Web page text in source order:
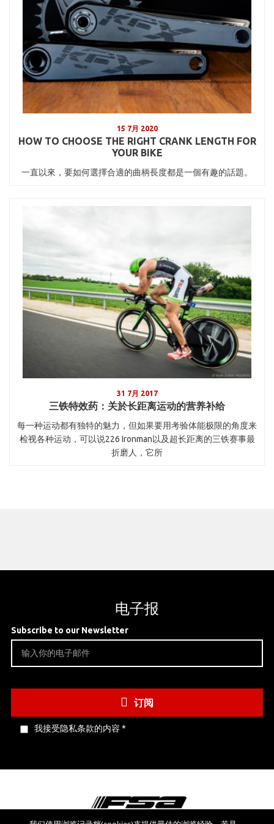
15 7月 2020
HOW TO CHOOSE THE RIGHT CRANK LENGTH FOR
YOUR BIKE
一直以來，要如何選擇合適的曲柄長度都是一個有趣的話題。
31 7月 2017
三铁特效药：关於长距离运动的营养补给
每一种运动都有独特的魅力，但如果要用考验体能极限的角度来
检视各种运动，可以说226 Ironman以及超长距离的三铁赛事最
折磨人，它所
电子报
Subscribe to our Newsletter
订阅
我接受隐私条款的内容 *